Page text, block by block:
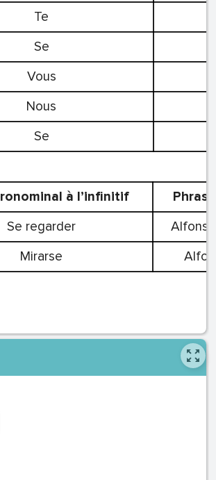
Te
Se
Vous
Nous
Se
à l’infinitif
Se regarder
Alfonso
Mirarse